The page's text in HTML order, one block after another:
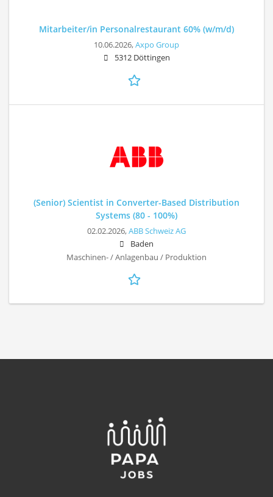
Mitarbeiter/in Personalrestaurant 60% (w/m/d)
10.06.2026,Axpo Group
5312 Döttingen
(Senior) Scientist in Converter-Based Distribution
Systems (80 - 100%)
02.02.2026,ABB Schweiz AG
Baden
Maschinen- / Anlagenbau / Produktion